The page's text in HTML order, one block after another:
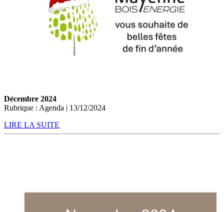
Décembre 2024
Rubrique : Agenda | 13/12/2024
LIRE LA SUITE